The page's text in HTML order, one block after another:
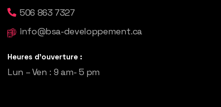
506 863 7327
info@bsa-developpement.ca
Heures d'ouverture :
Lun – Ven : 9 am- 5 pm